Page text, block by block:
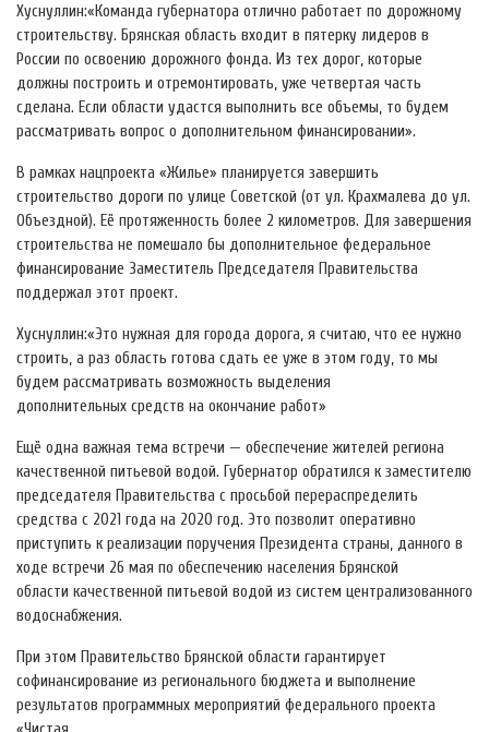
Хуснуллин:«Команда губернатора отлично работает по дорожному
строительству. Брянская область входит в пятерку лидеров в
России по освоению дорожного фонда. Из тех дорог, которые
должны построить и отремонтировать, уже четвертая часть
сделана. Если области удастся выполнить все объемы, то будем
рассматривать вопрос о дополнительном финансировании».
В рамках нацпроекта «Жилье» планируется завершить
строительство дороги по улице Советской (от ул. Крахмалева до ул.
Объездной). Её протяженность более 2 километров. Для завершения
строительства не помешало бы дополнительное федеральное
финансирование Заместитель Председателя Правительства
поддержал этот проект.
Хуснуллин:«Это нужная для города дорога, я считаю, что ее нужно
строить, а раз область готова сдать ее уже в этом году, то мы
будем рассматривать возможность выделения
дополнительных средств на окончание работ»
Ещё одна важная тема встречи — обеспечение жителей региона
качественной питьевой водой. Губернатор обратился к заместителю
председателя Правительства с просьбой перераспределить
средства с 2021 года на 2020 год. Это позволит оперативно
приступить к реализации поручения Президента страны, данного в
ходе встречи 26 мая по обеспечению населения Брянской
области качественной питьевой водой из систем централизованного
водоснабжения.
При этом Правительство Брянской области гарантирует
софинансирование из регионального бюджета и выполнение
результатов программных мероприятий федерального проекта